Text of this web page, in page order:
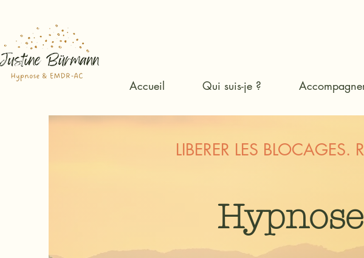
Accueil Qui suis-je ?
LIBERER LES BLOCAGES.